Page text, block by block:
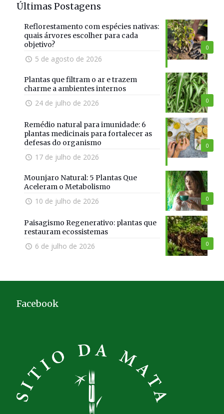
Últimas Postagens
0
Reflorestamento com espécies nativas:
quais árvores escolher para cada
objetivo?
5 de agosto de 2026
0
Plantas que filtram o ar e trazem
charme a ambientes internos
24 de julho de 2026
0
Remédio natural para imunidade: 6
plantas medicinais para fortalecer as
defesas do organismo
17 de julho de 2026
0
Mounjaro Natural: 5 Plantas Que
Aceleram o Metabolismo
10 de julho de 2026
0
Paisagismo Regenerativo: plantas que
restauram ecossistemas
6 de julho de 2026
Facebook